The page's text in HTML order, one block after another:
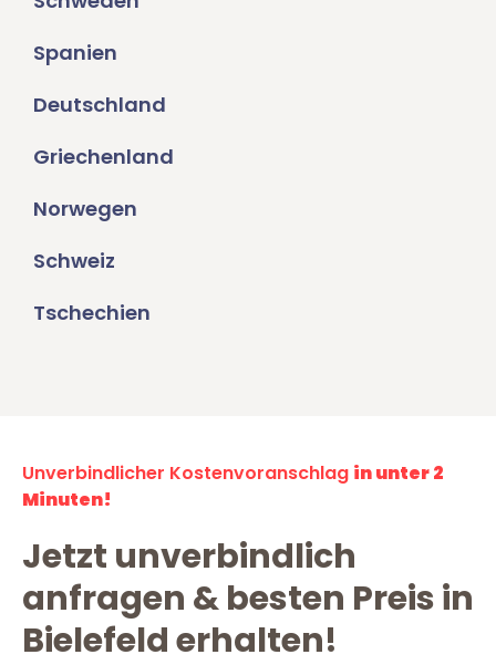
Spanien
Deutschland
Griechenland
Norwegen
Schweiz
Tschechien
Unverbindlicher Kostenvoranschlag in unter 2
Minuten!
Jetzt unverbindlich
anfragen & besten Preis in
Bielefeld erhalten!